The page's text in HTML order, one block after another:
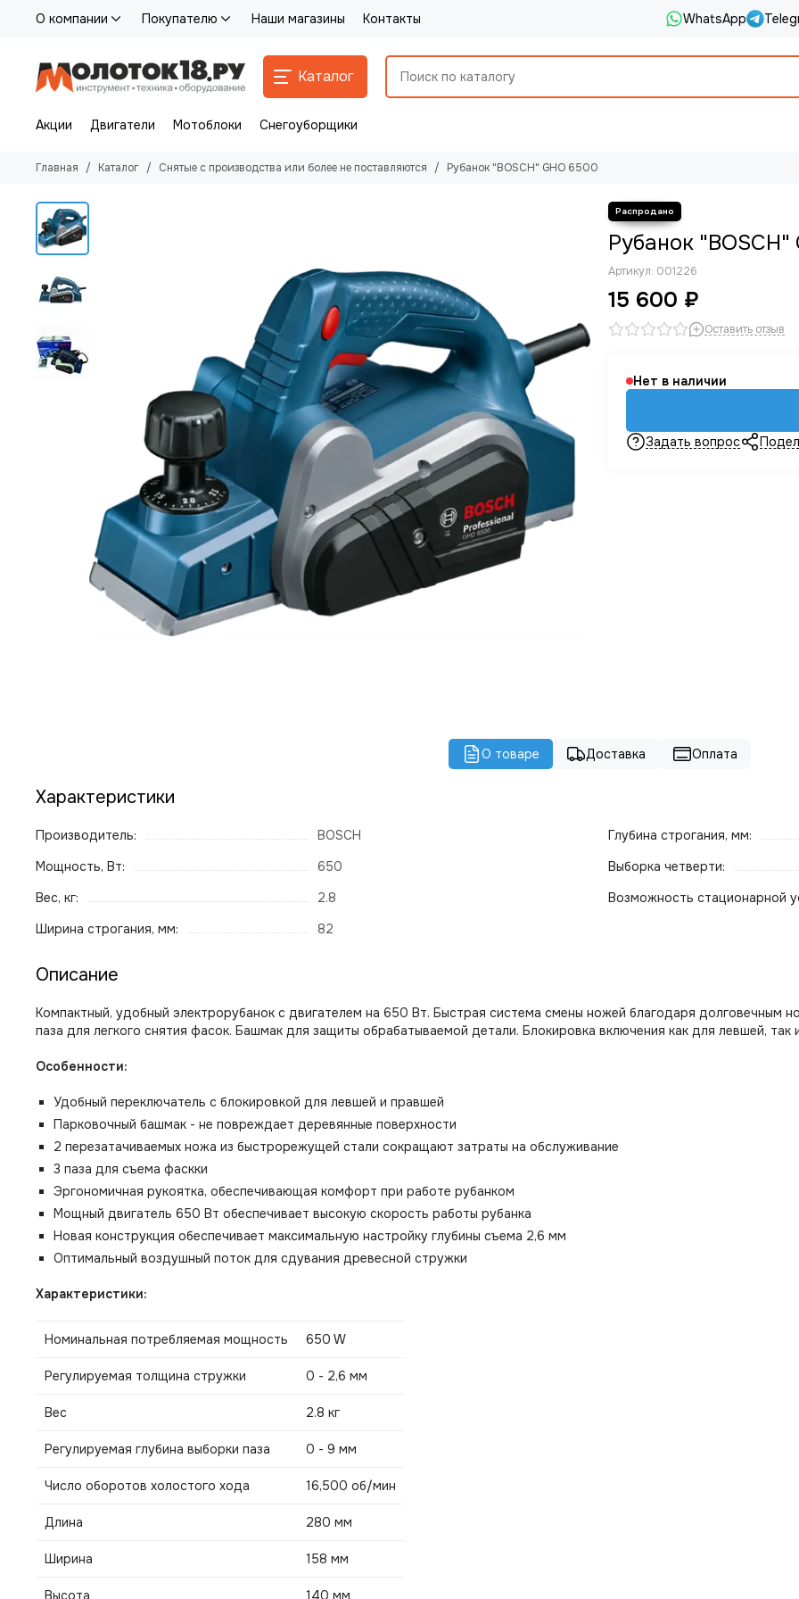
О компании Покупателю Наши магазины Контакты WhatsApp
Каталог
Акции Двигатели Мотоблоки Снегоуборщики
Главная Каталог Снятые с производства или более не поставляются Рубанок "BOSCH" GHO 6500
Рубанок "BOSCH"
Артикул: 001226
15 600 ₽
Оставить отзыв
Нет в наличии
Задать вопрос
О товаре Доставка Оплата
Характеристики
Производитель:
BOSCH
Мощность, Вт:
650
Вес, кг:
2.8
Ширина строгания, мм:
82
Глубина строгания, мм:
Выборка четверти:
Возможность стационарной
Описание
Компактный, удобный электрорубанок с двигателем на 650 Вт. Быстрая система смены ножей благодаря долговечным
паза для легкого снятия фасок. Башмак для защиты обрабатываемой детали. Блокировка включения как для левшей, так
Особенности:
Удобный переключатель с блокировкой для левшей и правшей
Парковочный башмак - не повреждает деревянные поверхности
2 перезатачиваемых ножа из быстрорежущей стали сокращают затраты на обслуживание
3 паза для съема фаскки
Эргономичная рукоятка, обеспечивающая комфорт при работе рубанком
Мощный двигатель 650 Вт обеспечивает высокую скорость работы рубанка
Новая конструкция обеспечивает максимальную настройку глубины съема 2,6 мм
Оптимальный воздушный поток для сдувания древесной стружки
Характеристики:
Номинальная потребляемая мощность 650 W
Регулируемая толщина стружки 0 - 2,6 мм
Вес 2.8 кг
Регулируемая глубина выборки паза 0 - 9 мм
Число оборотов холостого хода 16,500 об/мин
Длина 280 мм
Ширина 158 мм
Высота 140 мм